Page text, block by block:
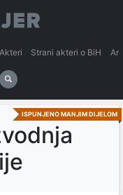
Akteri Strani akteri o BiH
ISPUNJENO MANJIM DIJELOM